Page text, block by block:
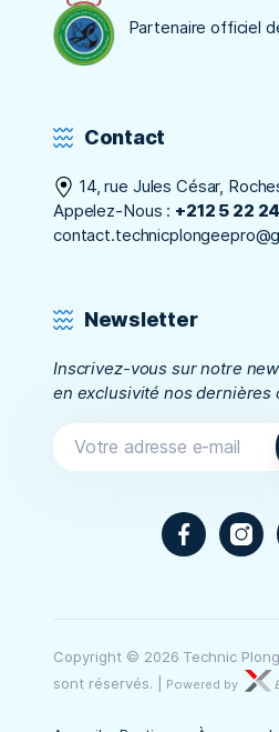
Partenaire officiel
Contact
14, rue Jules César,
Appelez-Nous : +212 5 22
Newsletter
Inscrivez-vous sur notre
en exclusivité nos dernières
Facebook
Copyright © 2026 Technic
sont réservés.
Powered by